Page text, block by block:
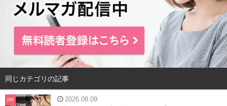
同じカテゴリの記事
PR 2026.08.09